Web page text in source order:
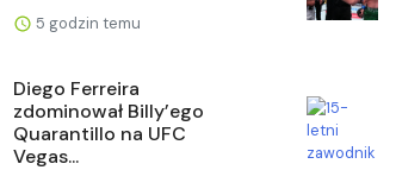
5 godzin temu
Diego Ferreira
zdominował Billy’ego
Quarantillo na UFC
Vegas...